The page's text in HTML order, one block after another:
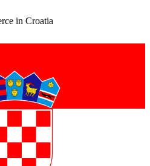
in Croatia